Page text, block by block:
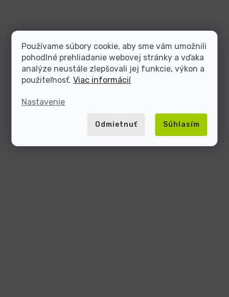
Používame súbory cookie, aby sme vám umožnili
pohodlné prehliadanie webovej stránky a vďaka
analýze neustále zlepšovali jej funkcie, výkon a
použiteľnosť.Viac informácií
Nastavenie
Odmietnuť Súhlasím